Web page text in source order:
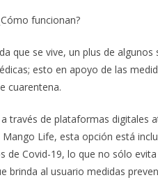
funcionan?
que se vive, un plus de
esto en apoyo de las
cuarentena.
través de plataformas digitales
Life, esta opción está
de Covid-19, lo que no sólo
brinda al usuario medidas